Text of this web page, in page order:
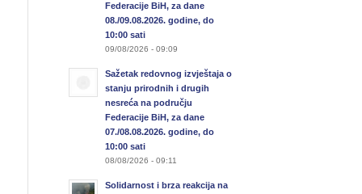
Federacije BiH, za dane
08./09.08.2026. godine, do
10:00 sati
09/08/2026 - 09:09
Sažetak redovnog izvještaja o
stanju prirodnih i drugih
nesreća na području
Federacije BiH, za dane
07./08.08.2026. godine, do
10:00 sati
08/08/2026 - 09:11
Solidarnost i brza reakcija na